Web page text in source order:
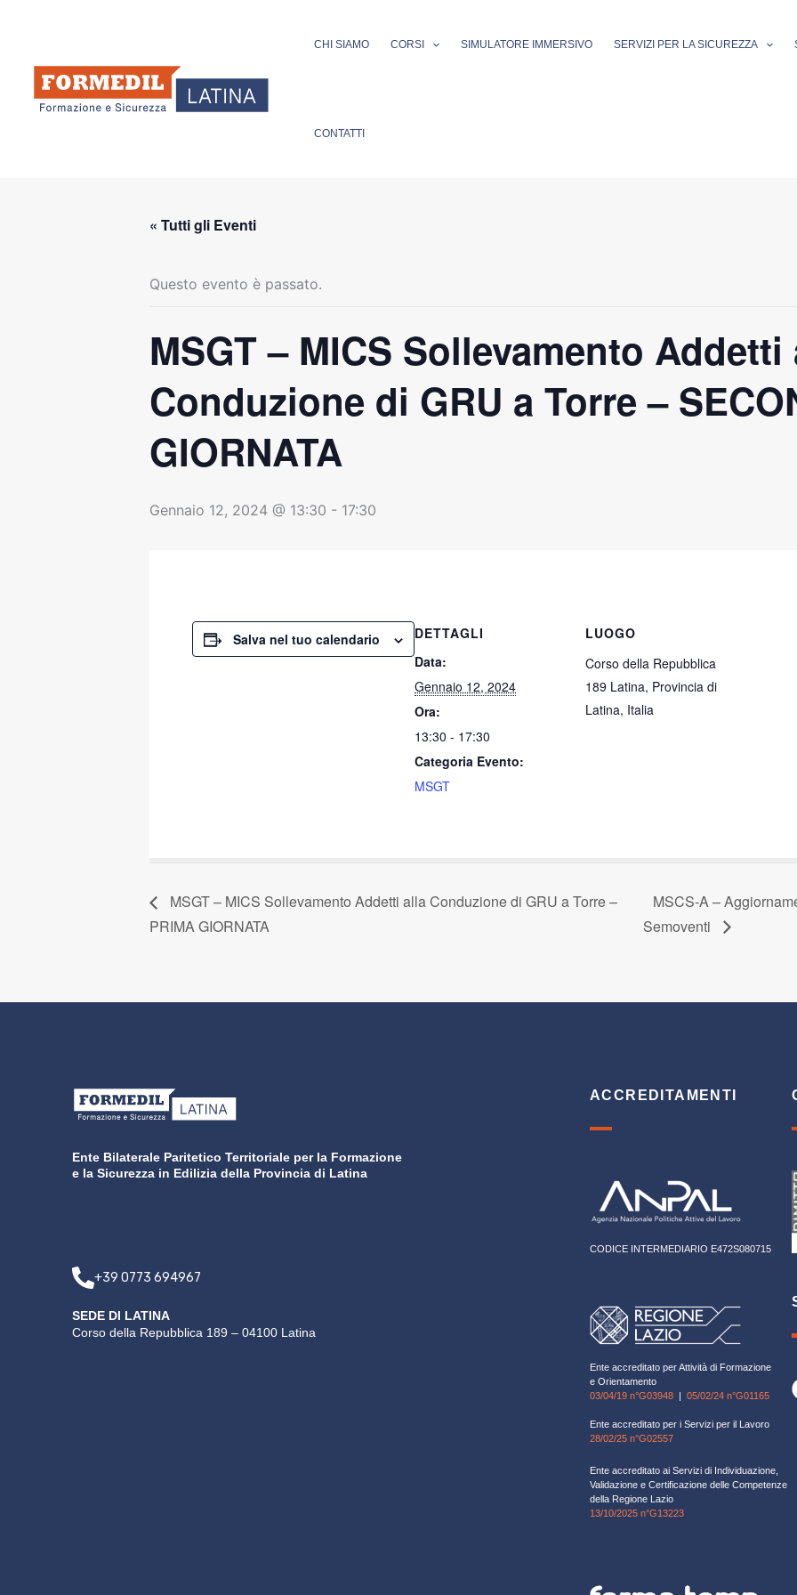
CHI SIAMO CORSI SIMULATORE IMMERSIVO SERVIZI PER LA SICUREZZA
CONTATTI
« Tutti gli Eventi
Questo evento è passato.
MSGT – MICS Sollevamento Addetti
Conduzione di GRU a Torre –
GIORNATA
Gennaio 12, 2024 @ 13:30 - 17:30
Salva nel tuo calendario
DETTAGLI
Data:
Gennaio 12, 2024
Ora:
13:30 - 17:30
Categoria Evento:
MSGT
LUOGO
Corso della Repubblica
189 Latina, Provincia di
Latina, Italia
MSGT – MICS Sollevamento Addetti alla Conduzione di GRU a Torre –
PRIMA GIORNATA
MSCS-A –
Semoventi
Ente Bilaterale Paritetico Territoriale per la Formazione
e la Sicurezza in Edilizia della Provincia di Latina
+39 0773 694967
SEDE DI LATINA
Corso della Repubblica 189 – 04100 Latina
ACCREDITAMENTI
CODICE INTERMEDIARIO E472S080715
Ente accreditato per Attività di Formazione
e Orientamento
03/04/19 n°G03948
05/02/24 n°G01165
Ente accreditato per i Servizi per il Lavoro
28/02/25 n°G02557
Ente accreditato ai Servizi di Individuazione,
Validazione e Certificazione delle Competenze
della Regione Lazio
13/10/2025 n°G13223